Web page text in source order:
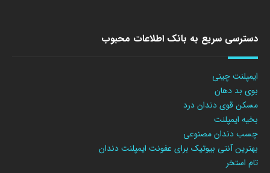
دسترسی سریع به بانک اطلاعات محبوب
ایمپلنت چینی
بوی بد دهان
مسکن قوی دندان درد
بخیه ایمپلنت
چسب دندان مصنوعی
بهترین آنتی بیوتیک برای عفونت ایمپلنت دندان
تام استخر